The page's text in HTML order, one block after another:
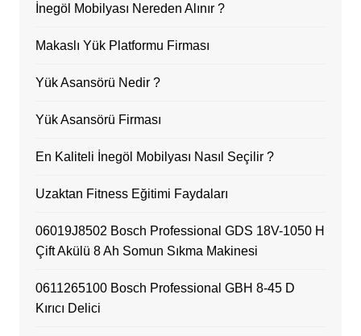
İnegöl Mobilyası Nereden Alınır ?
Makaslı Yük Platformu Firması
Yük Asansörü Nedir ?
Yük Asansörü Firması
En Kaliteli İnegöl Mobilyası Nasıl Seçilir ?
Uzaktan Fitness Eğitimi Faydaları
06019J8502 Bosch Professional GDS 18V-1050 H
Çift Akülü 8 Ah Somun Sıkma Makinesi
0611265100 Bosch Professional GBH 8-45 D
Kırıcı Delici